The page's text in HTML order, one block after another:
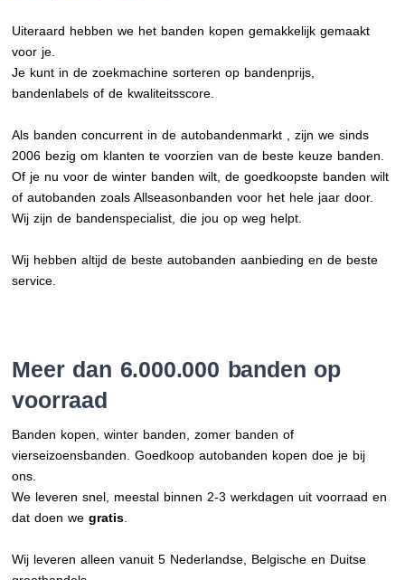
Uiteraard hebben we het banden kopen gemakkelijk gemaakt
voor je.
Je kunt in de zoekmachine sorteren op bandenprijs,
bandenlabels of de kwaliteitsscore.
Als banden concurrent in de autobandenmarkt , zijn we sinds
2006 bezig om klanten te voorzien van de beste keuze banden.
Of je nu voor de winter banden wilt, de goedkoopste banden wilt
of autobanden zoals Allseasonbanden voor het hele jaar door.
Wij zijn de bandenspecialist, die jou op weg helpt.
Wij hebben altijd de beste autobanden aanbieding en de beste
service.
Meer dan 6.000.000 banden op
voorraad
Banden kopen, winter banden, zomer banden of
vierseizoensbanden. Goedkoop autobanden kopen doe je bij
ons.
We leveren snel, meestal binnen 2-3 werkdagen uit voorraad en
dat doen wegratis.
Wij leveren alleen vanuit 5 Nederlandse, Belgische en Duitse